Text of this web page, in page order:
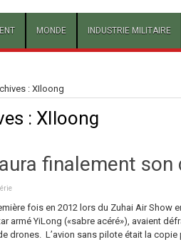
MONDE INDUSTRIE MILITAIRE
: XIloong
: XIloong
finalement
fois en 2012 lors du Zuhai Air Show
armé YiLong («sabre acéré»), avaient
drones. L’avion sans pilote était la copie